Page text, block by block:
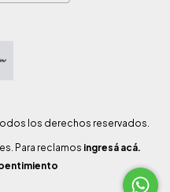
los derechos reservados.
Para reclamos ingresá acá.